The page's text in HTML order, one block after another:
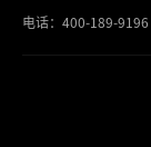
电话：400-189-9196